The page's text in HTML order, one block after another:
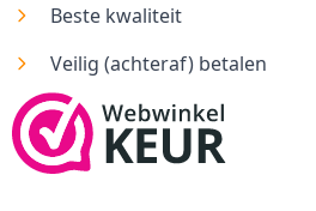
Beste kwaliteit
Veilig (achteraf) betalen